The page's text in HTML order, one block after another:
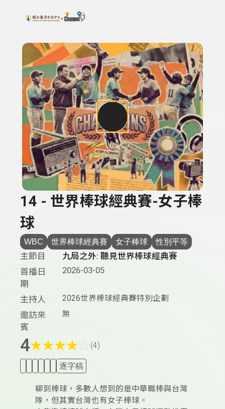
上方功能區塊
搜尋關鍵字：可輸入節目名稱、主持人或關鍵字
14 - 世界棒球經典賽-女子棒
球
WBC 世界棒球經典賽 女子棒球 性別平等
主節目
九局之外: 聽見世界棒球經典賽
首播日
期
2026-03-05
主持人 2026世界棒球經典賽特別企劃
邀訪來
賓
無
4★★★★ (4)
逐字稿
聊到棒球，多數人想到的是中華職棒與台灣
隊，但其實台灣也有女子棒球。